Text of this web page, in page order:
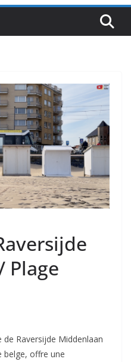
Plage
Raversijde Middenlaan
belge, offre une